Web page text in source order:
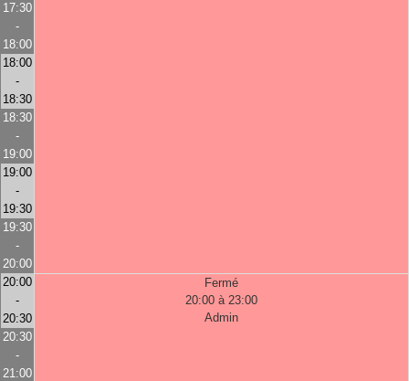
17:30
-
18:00
18:00
-
18:30
18:30
-
19:00
19:00
-
19:30
19:30
-
20:00
20:00
-
20:30
Fermé
20:00 à 23:00
Admin
20:30
-
21:00